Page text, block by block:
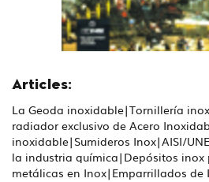
Articles:
La Geoda inoxidable|Tornillería
radiador exclusivo de Acero
inoxidable|Sumideros Inox|AISI/
la industria química|Depósitos inox
metálicas en Inox|Emparrillados de